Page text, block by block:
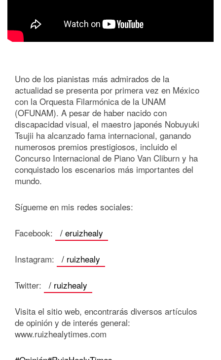
Uno de los pianistas más admirados de la
actualidad se presenta por primera vez en México
con la Orquesta Filarmónica de la UNAM
(OFUNAM). A pesar de haber nacido con
discapacidad visual, el maestro japonés Nobuyuki
Tsujii ha alcanzado fama internacional, ganando
numerosos premios prestigiosos, incluido el
Concurso Internacional de Piano Van Cliburn y ha
conquistado los escenarios más importantes del
mundo.
Sígueme en mis redes sociales:
Facebook: / eruizhealy
Instagram: / ruizhealy
Twitter: / ruizhealy
Visita el sitio web, encontrarás diversos artículos
de opinión y de interés general:
www.ruizhealytimes.com